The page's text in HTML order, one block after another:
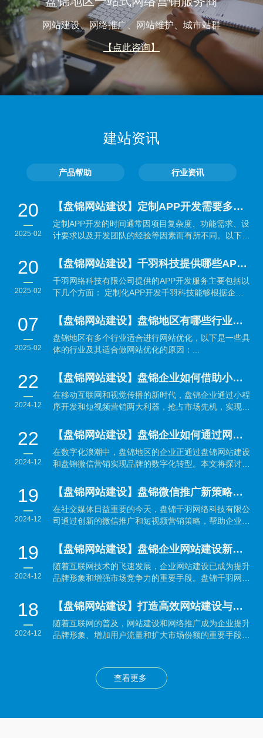
网站建设、网络推广、网站维护、城市站群
【点此咨询】
建站资讯
产品帮助 行业资讯
20
2025-02
【盘锦网站建设】定制APP开发需要多长时间？
定制APP开发的时间通常因项目复杂度、功能需求、设
计要求以及开发团队的经验等因素而有所不同。以下是
20
2025-02
【盘锦网站建设】千羽科技提供哪些APP开发服务？
千羽网络科技有限公司提供的APP开发服务主要包括以
下几个方面： 定制化APP开发千羽科技能够根据企业
07
2025-02
【盘锦网站建设】盘锦地区有哪些行业适合做网站优化？
盘锦地区有多个行业适合进行网站优化，以下是一些具
体的行业及其适合做网站优化的原因：...
22
2024-12
【盘锦网站建设】盘锦企业如何借助小程序开发与短视频营销抢占市场先机？
在移动互联网和视觉传播的新时代，盘锦企业通过小程
序开发和短视频营销两大利器，抢占市场先机，实现品
22
2024-12
【盘锦网站建设】盘锦企业如何通过网站建设与微信营销实现数字化转型？
在数字化浪潮中，盘锦地区的企业正通过盘锦网站建设
和盘锦微信营销实现品牌的数字化转型。本文将探讨如
19
2024-12
【盘锦网站建设】盘锦微信推广新策略：结合短视频营销引爆品牌传播
在社交媒体日益重要的今天，盘锦千羽网络科技有限公
司通过创新的微信推广和短视频营销策略，帮助企业有
19
2024-12
【盘锦网站建设】盘锦企业网站建设新趋势：提升品牌形象与用户体验并重
随着互联网技术的飞速发展，企业网站建设已成为提升
品牌形象和增强市场竞争力的重要手段。盘锦千羽网络
18
2024-12
【盘锦网站建设】打造高效网站建设与网络推广策略：企业制胜数字时代的秘籍
随着互联网的普及，网站建设和网络推广成为企业提升
品牌形象、增加用户流量和扩大市场份额的重要手段。
查看更多